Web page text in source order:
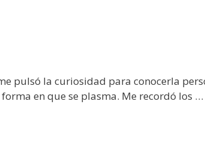
pulsó la curiosidad para conocerla
en que se plasma. Me recordó los …